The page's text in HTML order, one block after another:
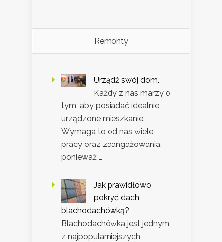
Remonty
Urządź swój dom.
Każdy z nas marzy o
tym, aby posiadać idealnie
urządzone mieszkanie.
Wymaga to od nas wiele
pracy oraz zaangażowania,
ponieważ …
Jak prawidłowo
pokryć dach
blachodachówką?
Blachodachówka jest jednym
z najpopularniejszych